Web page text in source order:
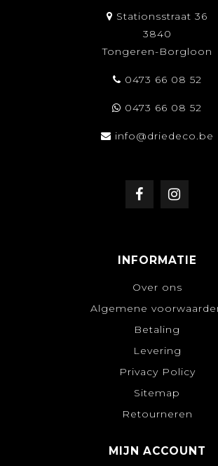
Stationsstraat 36
3840
Tongeren-Borgloon
0473 66 08 52
0473 66 08 52
info@driedeco.be
INFORMATIE
Over ons
Algemene
Betaling
Levering
Privacy Policy
Sitemap
Retourneren
MIJN ACCOUNT